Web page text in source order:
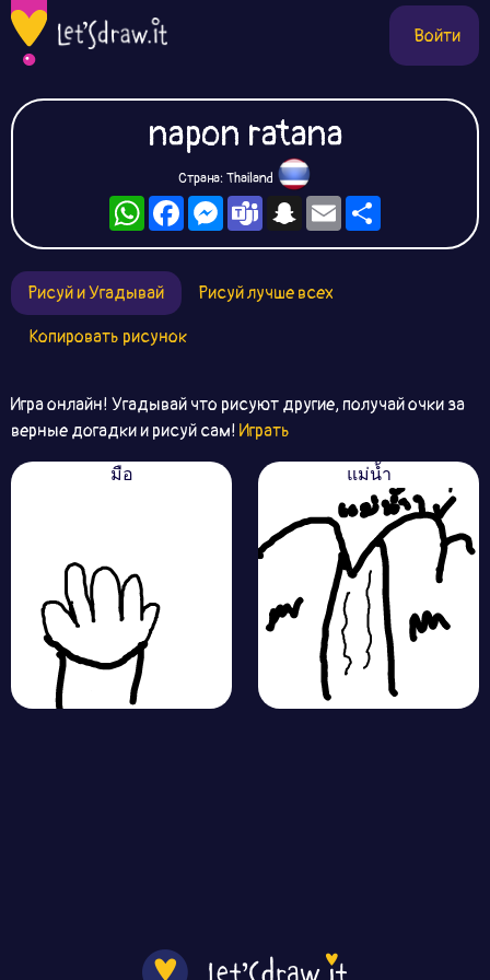
Войти
napon ratana
Страна: Thailand
WhatsAppFacebookMessengerTeamsSnapchat
Email
Рисуй и Угадывай
Рисуй лучше всех
Копировать рисунок
Игра онлайн! Угадывай что рисуют другие, получай очки за
верные догадки и рисуй сам! Играть
มือ
แม่น้ำ